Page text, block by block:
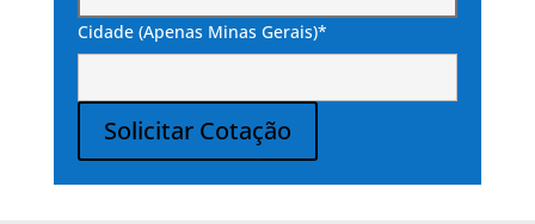
Cidade (Apenas Minas Gerais)*
Solicitar Cotação